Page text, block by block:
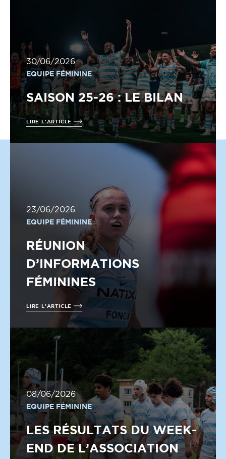
30/06/2026
EQUIPE FÉMININE
SAISON 25-26 : LE BILAN
LIRE L'ARTICLE
23/06/2026
EQUIPE FÉMININE
RÉUNION
D’INFORMATIONS
FÉMININES
LIRE L'ARTICLE
08/06/2026
EQUIPE FÉMININE
LES RÉSULTATS DU WEEK-
END DE L’ASSOCIATION